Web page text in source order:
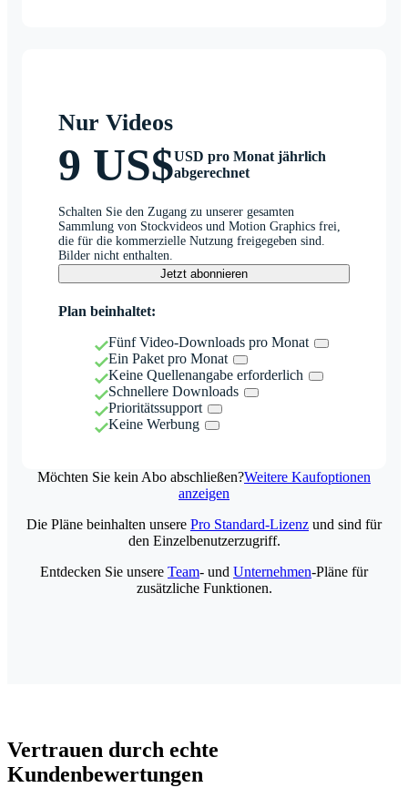
Nur Videos
9 US$USD pro Monat jährlich
abgerechnet
Schalten Sie den Zugang zu unserer gesamten
Sammlung von Stockvideos und Motion Graphics frei,
die für die kommerzielle Nutzung freigegeben sind.
Bilder nicht enthalten.
Jetzt abonnieren
Plan beinhaltet:
Fünf Video-Downloads pro Monat
Ein Paket pro Monat
Keine Quellenangabe erforderlich
Schnellere Downloads
Prioritätssupport
Keine Werbung
Möchten Sie kein Abo abschließen?Weitere Kaufoptionen
anzeigen
Die Pläne beinhalten unsere Pro Standard-Lizenz und sind für
den Einzelbenutzerzugriff.
Entdecken Sie unsere Team- und Unternehmen-Pläne für
zusätzliche Funktionen.
Vertrauen durch echte
Kundenbewertungen